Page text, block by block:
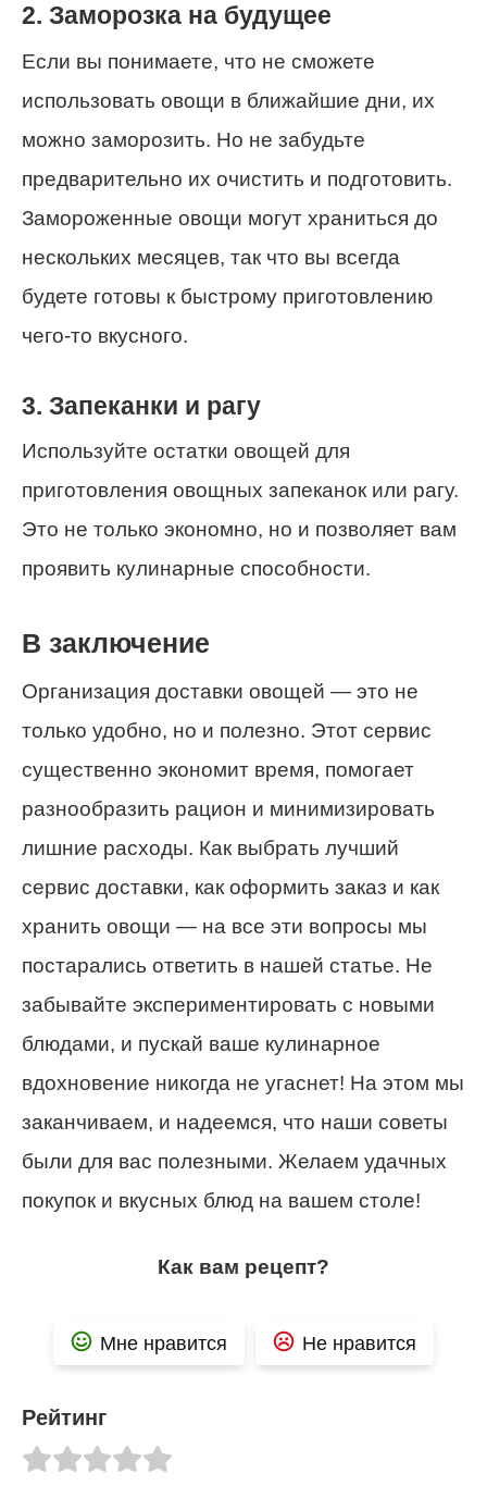
2. Заморозка на будущее
Если вы понимаете, что не сможете
использовать овощи в ближайшие дни, их
можно заморозить. Но не забудьте
предварительно их очистить и подготовить.
Замороженные овощи могут храниться до
нескольких месяцев, так что вы всегда
будете готовы к быстрому приготовлению
чего-то вкусного.
3. Запеканки и рагу
Используйте остатки овощей для
приготовления овощных запеканок или рагу.
Это не только экономно, но и позволяет вам
проявить кулинарные способности.
В заключение
Организация доставки овощей — это не
только удобно, но и полезно. Этот сервис
существенно экономит время, помогает
разнообразить рацион и минимизировать
лишние расходы. Как выбрать лучший
сервис доставки, как оформить заказ и как
хранить овощи — на все эти вопросы мы
постарались ответить в нашей статье. Не
забывайте экспериментировать с новыми
блюдами, и пускай ваше кулинарное
вдохновение никогда не угаснет! На этом мы
заканчиваем, и надеемся, что наши советы
были для вас полезными. Желаем удачных
покупок и вкусных блюд на вашем столе!
Как вам рецепт?
Мне нравится Не нравится
Рейтинг